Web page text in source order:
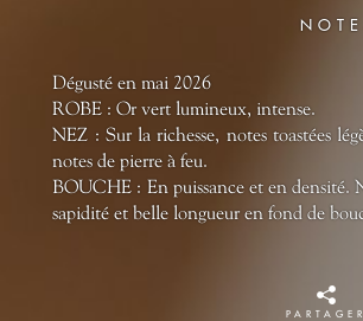
Dégusté en mai 2026
ROBE : Or vert lumineux, intense.
NEZ : Sur la richesse, notes toastées
notes de pierre à feu.
BOUCHE : En puissance et en densité.
sapidité et belle longueur en fond de
PARTAGER